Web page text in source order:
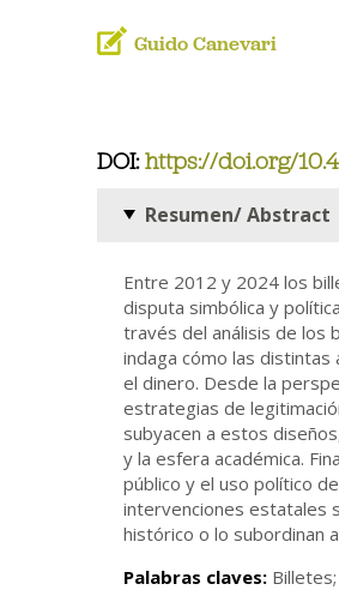
Guido Canevari
DOI: https://doi.org/
Resumen/ Abstract
Entre 2012 y 2024 los
disputa simbólica y
través del análisis de los
indaga cómo las
el dinero. Desde la
estrategias de
subyacen a estos
y la esfera académica.
público y el uso político
intervenciones estatales
histórico o lo subordinan
Palabras claves: